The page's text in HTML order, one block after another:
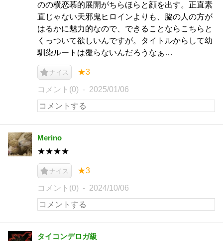
のの横恋慕的展開がちらほらと顔を出す。正直素
直じゃない天邪鬼ヒロインよりも、脇の人の方が
はるかに魅力的なので、できることならこちらと
くっついて欲しいんですが。タイトルからして幼
馴染ルートは覆らないんだろうなぁ…
ナイス ★3
コメント(0) 2025/01/06
Merino
★★★★
ナイス ★3
コメント(0) 2024/10/06
タイコンデロガ級